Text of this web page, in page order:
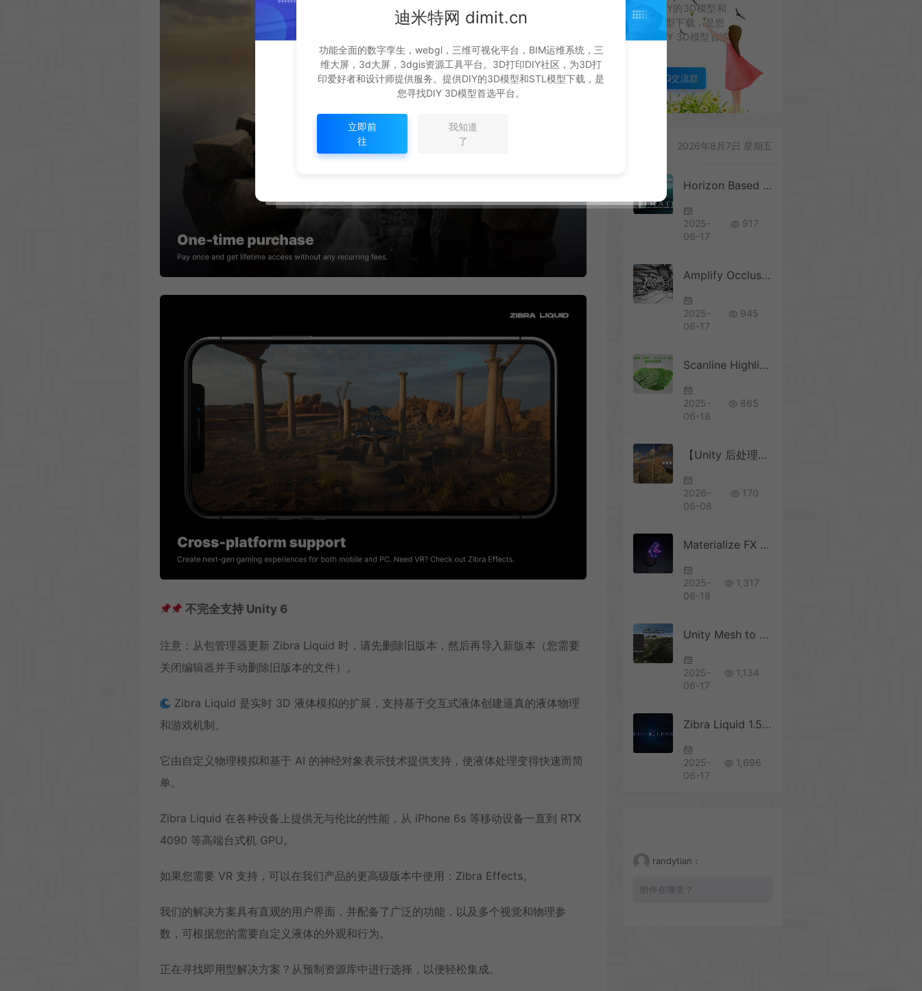
不完全支持 Unity 6
注意：从包管理器更新 Zibra Liquid 时，请先删除旧版本，然后再导入新版本（您需要
关闭编辑器并手动删除旧版本的文件）。
Zibra Liquid 是实时 3D 液体模拟的扩展，支持基于交互式液体创建逼真的液体物理
和游戏机制。
它由自定义物理模拟和基于 AI 的神经对象表示技术提供支持，使液体处理变得快速而简
单。
Zibra Liquid 在各种设备上提供无与伦比的性能，从 iPhone 6s 等移动设备一直到 RTX
4090 等高端台式机 GPU。
如果您需要 VR 支持，可以在我们产品的更高级版本中使用：Zibra Effects。
我们的解决方案具有直观的用户界面，并配备了广泛的功能，以及多个视觉和物理参
数，可根据您的需要自定义液体的外观和行为。
正在寻找即用型解决方案？从预制资源库中进行选择，以便轻松集成。
提供DIY的3D模型和
STL模型下载，是您
寻找DIY 3D模型首选
QQ交流群
2026年8月7日 星期五
Horizon Based Ambient Occlusion 3.6
2025-
06-17
917
Amplify Occlusion 2.0.8 环境光遮蔽
2025-
06-17
945
Scanline Highlight Shader 1.2 扫描线突出文件着色器
2025-
06-18
865
【Unity 后处理插件】Beautify 3 – Advanced Post Processing
2026-
06-08
170
Materialize FX 1.2.4
2025-
06-18
1,317
Unity Mesh to Terrain 2.5.3 模型网格转换成地形
2025-
06-17
1,134
Zibra Liquid 1.5.2 实时流体插件
2025-
06-17
1,696
randytian：
附件在哪里？
迪米特网 dimit.cn
功能全面的数字孪生，webgl，三维可视化平台，BIM运维系统，三
维大屏，3d大屏，3dgis资源工具平台。3D打印DIY社区，为3D打
印爱好者和设计师提供服务。提供DIY的3D模型和STL模型下载，是
您寻找DIY 3D模型首选平台。
立即前
往
我知道
了